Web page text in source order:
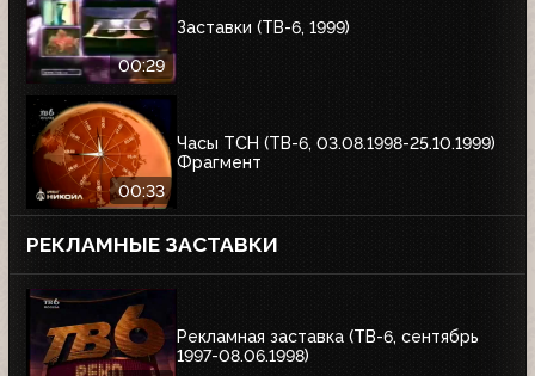
00:29
Заставки (ТВ-6, 1999)
00:33
Часы ТСН (ТВ-6, 03.08.1998-25.10.1999)
Фрагмент
РЕКЛАМНЫЕ ЗАСТАВКИ
Рекламная заставка (ТВ-6, сентябрь
1997-08.06.1998)